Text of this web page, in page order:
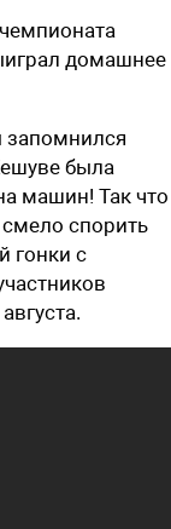
домашнее
запомнился
была
машин! Так что
спорить
гонки с